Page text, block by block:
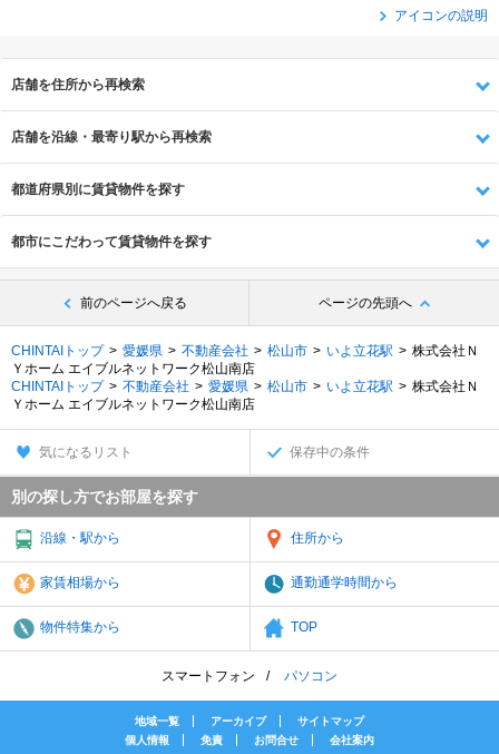
アイコンの説明
店舗を住所から再検索
店舗を沿線・最寄り駅から再検索
都道府県別に賃貸物件を探す
都市にこだわって賃貸物件を探す
前のページへ戻る ページの先頭へ
CHINTAIトップ 愛媛県 不動産会社 松山市 いよ立花駅
株式会社Ｎ
Ｙホーム エイブルネットワーク松山南店
CHINTAIトップ
不動産会社 愛媛県 松山市 いよ立花駅
株式会社Ｎ
Ｙホーム エイブルネットワーク松山南店
気になるリスト 保存中の条件
別の探し方でお部屋を探す
沿線・駅から 住所から
家賃相場から 通勤通学時間から
物件特集から TOP
スマートフォン パソコン
地域一覧 アーカイブ
サイトマップ
個人情報
免責 お問合せ 会社案内